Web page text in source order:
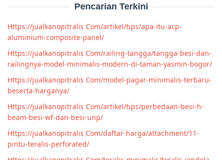
Pencarian Terkini
Https://jualkanopitralis Com/artikel/tips/apa-itu-acp-
aluminium-composite-panel/
Https://jualkanopitralis Com/railing-tangga/tangga-besi-dan-
railingnya-model-minimalis-modern-di-taman-yasmin-bogor/
Https://jualkanopitralis Com/model-pagar-minimalis-terbaru-
beserta-harganya/
Https://jualkanopitralis Com/artikel/tips/perbedaan-besi-h-
beam-besi-wf-dan-besi-unp/
Https://jualkanopitralis Com/daftar-harga/attachment/11-
pintu-teralis-perforated/